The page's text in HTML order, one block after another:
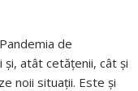
Pandemia de
atât cetățenii, cât și
noii situații. Este și